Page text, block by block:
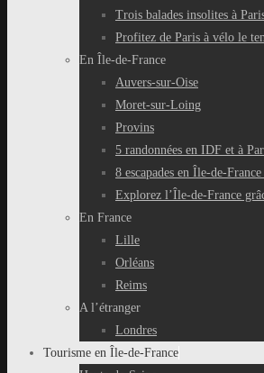
Trois balades insolites à
Profitez de Paris à vélo le
En Île-de-France
Auvers-sur-Oise
Moret-sur-Loing
Provins
5 randonnées en IDF et à
8 escapades en Île-de-
Explorez l’Île-de-France
En France
Lille
Orléans
Reims
A l’étranger
Londres
Tourisme en Île-de-France